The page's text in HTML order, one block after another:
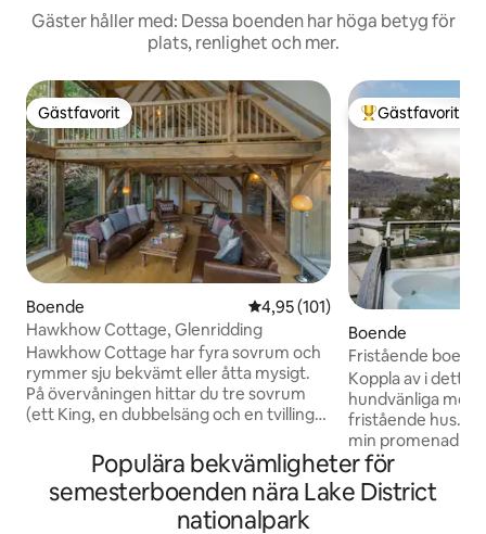
Gäster håller med: Dessa boenden har höga betyg för
plats, renlighet och mer.
Gästfavorit
Gästfavorit
Boende 4,95 av 5 i genomsnittligt
4,95 (101)
Hawkhow Cottage, Glenridding
Hawkhow Cottage har fyra sovrum och
rymmer sju bekvämt eller åtta mysigt.
På övervåningen hittar du tre sovrum
(ett King, en dubbelsäng och en tvilling)
ett extra sovrum (liten dubbel), ett
duschrum och ett traditionellt Aga-
uppvärmt kök. Glas- och
ekramförlängningen ger ett stort
Populär
Gästfavorit
Boende
Fristående
bubbelpool och
tillåtna
Koppla av i detta
hundvänliga
fristående hus.
min promenad. Bakre trädgård:
bubbelpool och
över Lake
loungen med
Populära bekvämligheter för
semesterboenden nära Lake District
nationalpark